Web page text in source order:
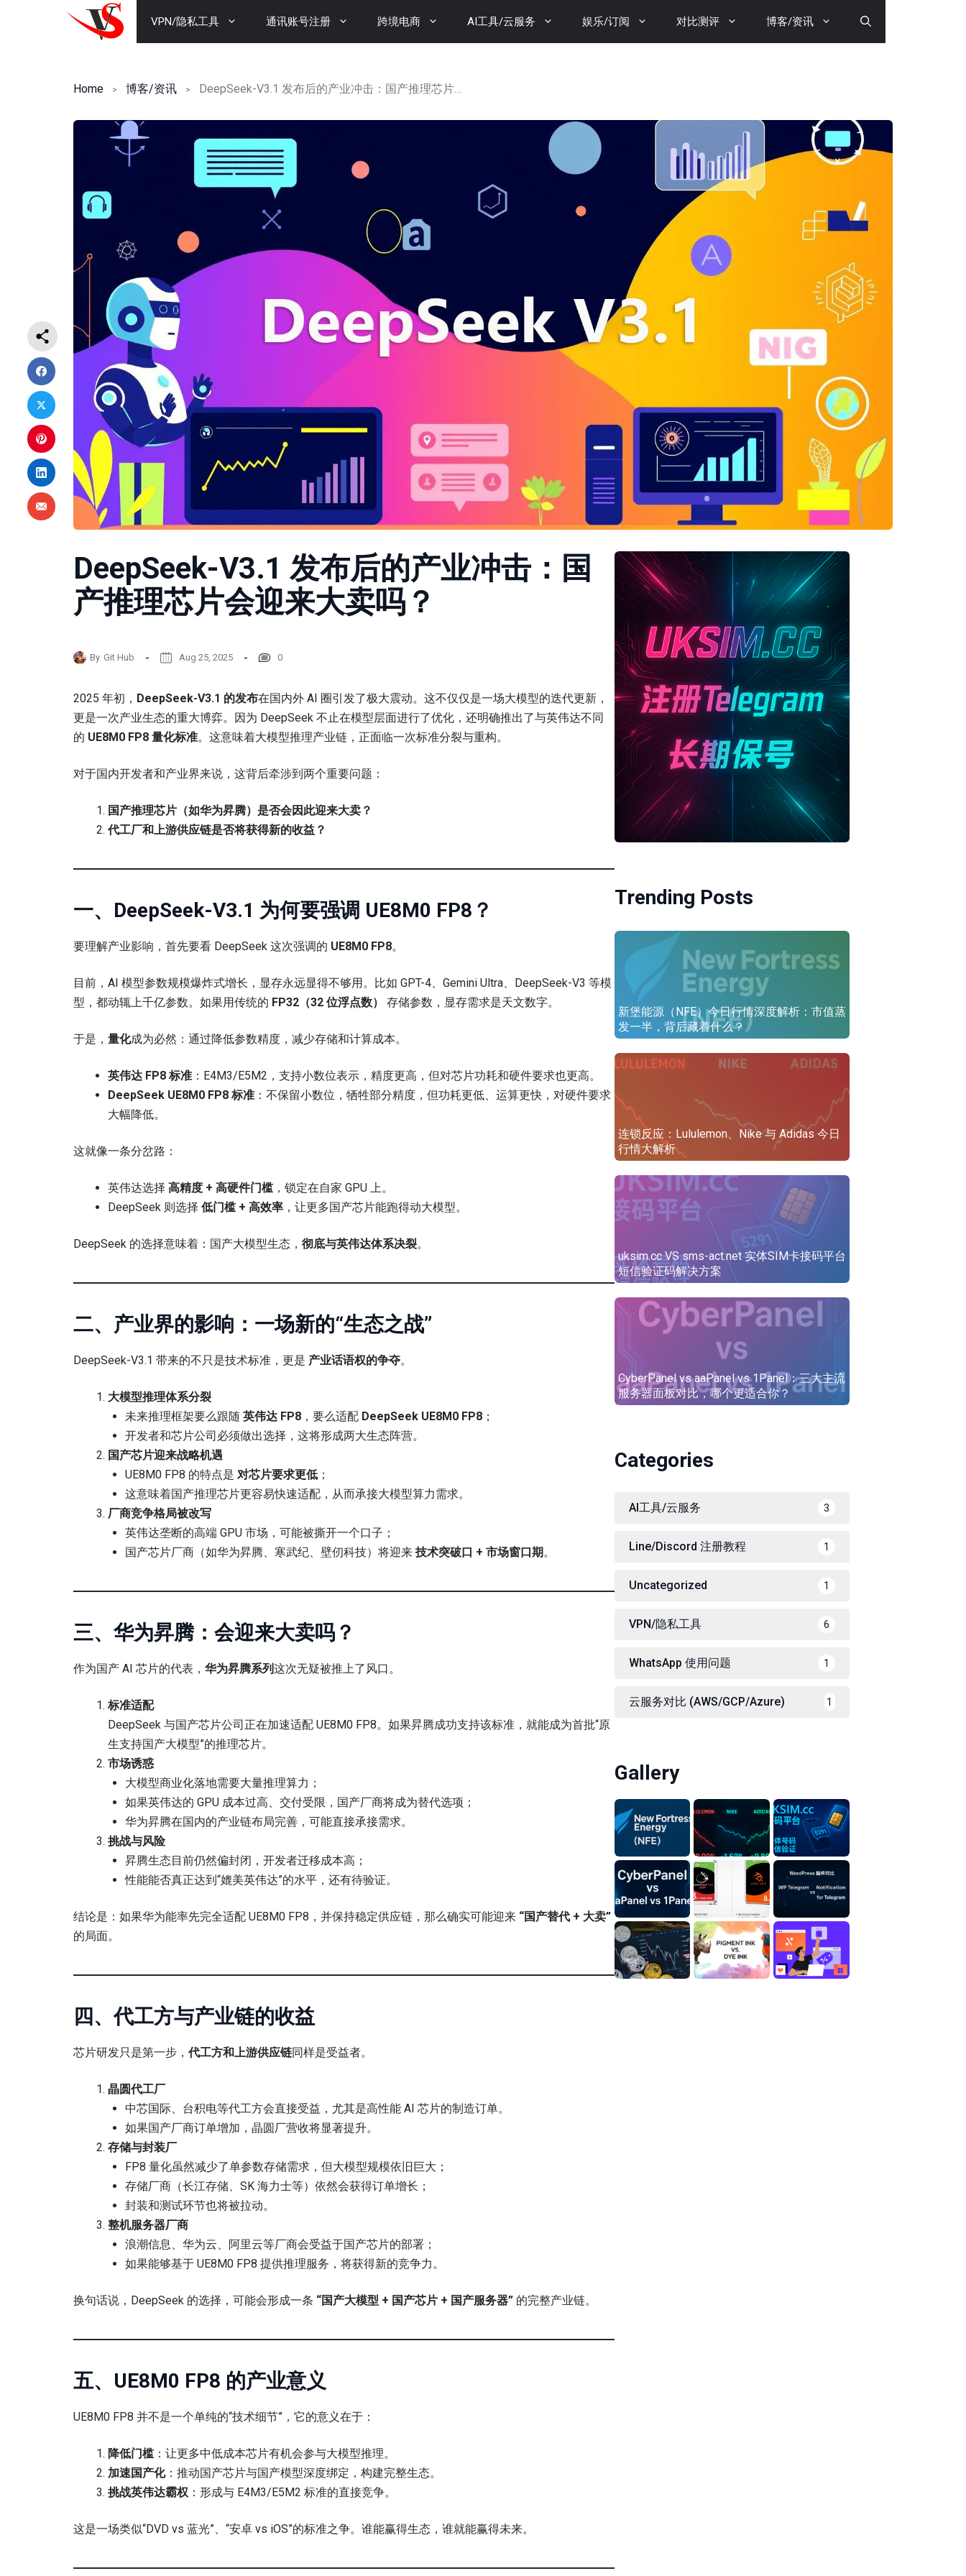
VPN/隐私工具 通讯账号注册 跨境电商 AI工具/云服务 娱乐/订阅 对比测评 博客/资讯
Home 博客/资讯 DeepSeek-V3.1 发布后的产业冲击：国产推理芯片会迎来大卖吗？
DeepSeek-V3.1 发布后的产业冲击：国
产推理芯片会迎来大卖吗？
By Git Hub Aug 25, 2025 0
2025 年初， DeepSeek-V3.1 的发布在国内外 AI 圈引发了极大震动。这不仅仅是一场大模型的迭代更新，
更是一次产业生态的重大博弈。因为 DeepSeek 不止在模型层面进行了优化，还明确推出了与英伟达不同
的 UE8M0 FP8 量化标准。这意味着大模型推理产业链，正面临一次标准分裂与重构。
对于国内开发者和产业界来说，这背后牵涉到两个重要问题：
国产推理芯片（如华为昇腾）是否会因此迎来大卖？
代工厂和上游供应链是否将获得新的收益？
一、DeepSeek-V3.1 为何要强调 UE8M0 FP8？
要理解产业影响，首先要看 DeepSeek 这次强调的 UE8M0 FP8。
目前，AI 模型参数规模爆炸式增长，显存永远显得不够用。比如 GPT-4、Gemini Ultra、DeepSeek-V3 等模
型，都动辄上千亿参数。如果用传统的 FP32（32 位浮点数） 存储参数，显存需求是天文数字。
于是， 量化成为必然：通过降低参数精度，减少存储和计算成本。
英伟达 FP8 标准 ：E4M3/E5M2，支持小数位表示，精度更高，但对芯片功耗和硬件要求也更高。
DeepSeek UE8M0 FP8 标准 ：不保留小数位，牺牲部分精度，但功耗更低、运算更快，对硬件要求
大幅降低。
这就像一条分岔路：
英伟达选择 高精度 + 高硬件门槛，锁定在自家 GPU 上。
DeepSeek 则选择 低门槛 + 高效率 ，让更多国产芯片能跑得动大模型。
DeepSeek 的选择意味着：国产大模型生态， 彻底与英伟达体系决裂。
二、产业界的影响：一场新的“生态之战”
DeepSeek-V3.1 带来的不只是技术标准，更是 产业话语权的争夺。
大模型推理体系分裂
未来推理框架要么跟随 英伟达 FP8 ，要么适配 DeepSeek UE8M0 FP8 ；
开发者和芯片公司必须做出选择，这将形成两大生态阵营。
国产芯片迎来战略机遇
UE8M0 FP8 的特点是 对芯片要求更低 ；
这意味着国产推理芯片更容易快速适配，从而承接大模型算力需求。
厂商竞争格局被改写
英伟达垄断的高端 GPU 市场，可能被撕开一个口子；
国产芯片厂商（如华为昇腾、寒武纪、壁仞科技）将迎来 技术突破口 + 市场窗口期。
三、华为昇腾：会迎来大卖吗？
作为国产 AI 芯片的代表， 华为昇腾系列这次无疑被推上了风口。
标准适配
DeepSeek 与国产芯片公司正在加速适配 UE8M0 FP8。如果昇腾成功支持该标准，就能成为首批“原
生支持国产大模型”的推理芯片。
市场诱惑
大模型商业化落地需要大量推理算力；
如果英伟达的 GPU 成本过高、交付受限，国产厂商将成为替代选项；
华为昇腾在国内的产业链布局完善，可能直接承接需求。
挑战与风险
昇腾生态目前仍然偏封闭，开发者迁移成本高；
性能能否真正达到“媲美英伟达”的水平，还有待验证。
结论是：如果华为能率先完全适配 UE8M0 FP8，并保持稳定供应链，那么确实可能迎来 “国产替代 + 大卖”
的局面。
四、代工方与产业链的收益
芯片研发只是第一步， 代工方和上游供应链同样是受益者。
晶圆代工厂
中芯国际、台积电等代工方会直接受益，尤其是高性能 AI 芯片的制造订单。
如果国产厂商订单增加，晶圆厂营收将显著提升。
存储与封装厂
FP8 量化虽然减少了单参数存储需求，但大模型规模依旧巨大；
存储厂商（长江存储、SK 海力士等）依然会获得订单增长；
封装和测试环节也将被拉动。
整机服务器厂商
浪潮信息、华为云、阿里云等厂商会受益于国产芯片的部署；
如果能够基于 UE8M0 FP8 提供推理服务，将获得新的竞争力。
换句话说，DeepSeek 的选择，可能会形成一条 “国产大模型 + 国产芯片 + 国产服务器” 的完整产业链。
五、UE8M0 FP8 的产业意义
UE8M0 FP8 并不是一个单纯的“技术细节”，它的意义在于：
降低门槛：让更多中低成本芯片有机会参与大模型推理。
加速国产化：推动国产芯片与国产模型深度绑定，构建完整生态。
挑战英伟达霸权 ：形成与 E4M3/E5M2 标准的直接竞争。
这是一场类似“DVD vs 蓝光”、“安卓 vs iOS”的标准之争。谁能赢得生态，谁就能赢得未来。
Trending Posts
新堡能源（NFE）今日行情深度解析：市值蒸
发一半，背后藏着什么？
连锁反应：Lululemon、Nike 与 Adidas 今日
行情大解析
uksim.cc VS sms-act.net 实体SIM卡接码平台
短信验证码解决方案
CyberPanel vs aaPanel vs 1Panel：三大主流
服务器面板对比，哪个更适合你？
Categories
AI工具/云服务 3
Line/Discord 注册教程 1
Uncategorized 1
VPN/隐私工具 6
WhatsApp 使用问题 1
云服务对比 (AWS/GCP/Azure) 1
Gallery